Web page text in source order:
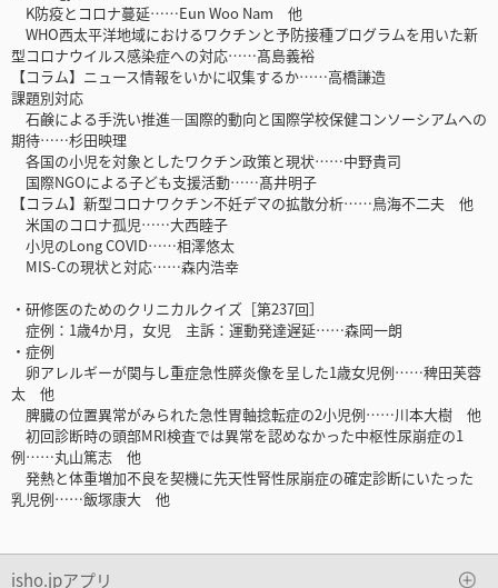
K防疫とコロナ蔓延……Eun Woo Nam 他
WHO西太平洋地域におけるワクチンと予防接種プログラムを用いた新
型コロナウイルス感染症への対応……髙島義裕
【コラム】ニュース情報をいかに収集するか……高橋謙造
課題別対応
石鹸による手洗い推進―国際的動向と国際学校保健コンソーシアムへの
期待……杉田映理
各国の小児を対象としたワクチン政策と現状……中野貴司
国際NGOによる子ども支援活動……髙井明子
【コラム】新型コロナワクチン不妊デマの拡散分析……鳥海不二夫 他
米国のコロナ孤児……大西睦子
小児のLong COVID……相澤悠太
MIS-Cの現状と対応……森内浩幸
・研修医のためのクリニカルクイズ［第237回］
症例：1歳4か月，女児 主訴：運動発達遅延……森岡一朗
・症例
卵アレルギーが関与し重症急性膵炎像を呈した1歳女児例……稗田芙蓉
太 他
脾臓の位置異常がみられた急性胃軸捻転症の2小児例……川本大樹 他
初回診断時の頭部MRI検査では異常を認めなかった中枢性尿崩症の1
例……丸山篤志 他
発熱と体重増加不良を契機に先天性腎性尿崩症の確定診断にいたった
乳児例……飯塚康大 他
isho.jpアプリ